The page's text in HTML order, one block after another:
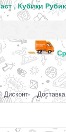
, Кубики
Дисконт Доставка